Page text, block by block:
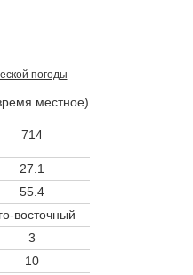
погоды
местное)
714
27.1
55.4
восточный
3
10